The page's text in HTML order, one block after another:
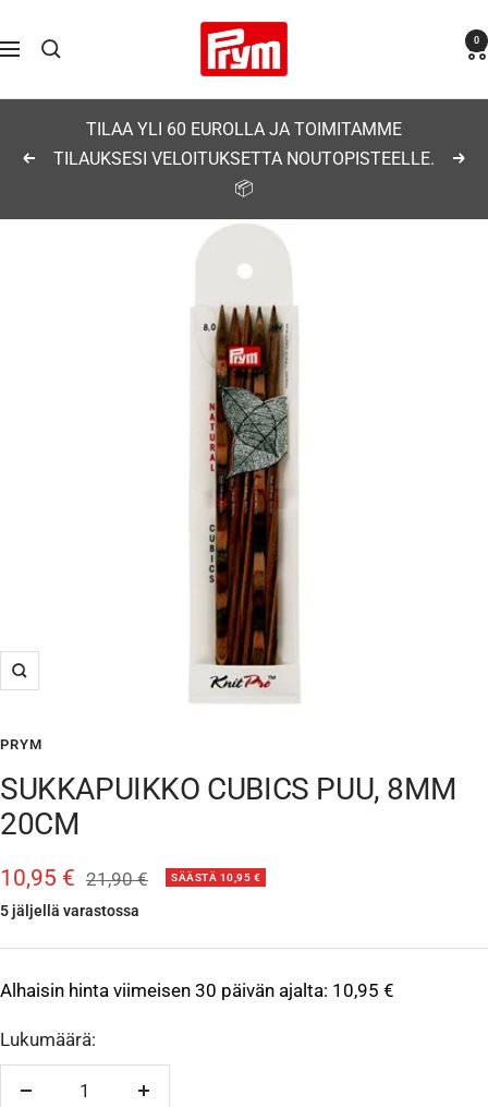
sisältöön
Navigaatio
Prym 0
Edellinen
TILAA YLI 60 EUROLLA JA TOIMITAMME
TILAUKSESI VELOITUKSETTA NOUTOPISTEELLE.
📦
Suurenna
PRYM
SUKKAPUIKKO CUBICS PUU, 8MM
20CM
Alennushinta
10,95 € Normaalihinta
21,90 € SÄÄSTÄ 10,95 €
5 jäljellä varastossa
Alhaisin hinta viimeisen 30 päivän ajalta: 10,95 €
Lukumäärä: